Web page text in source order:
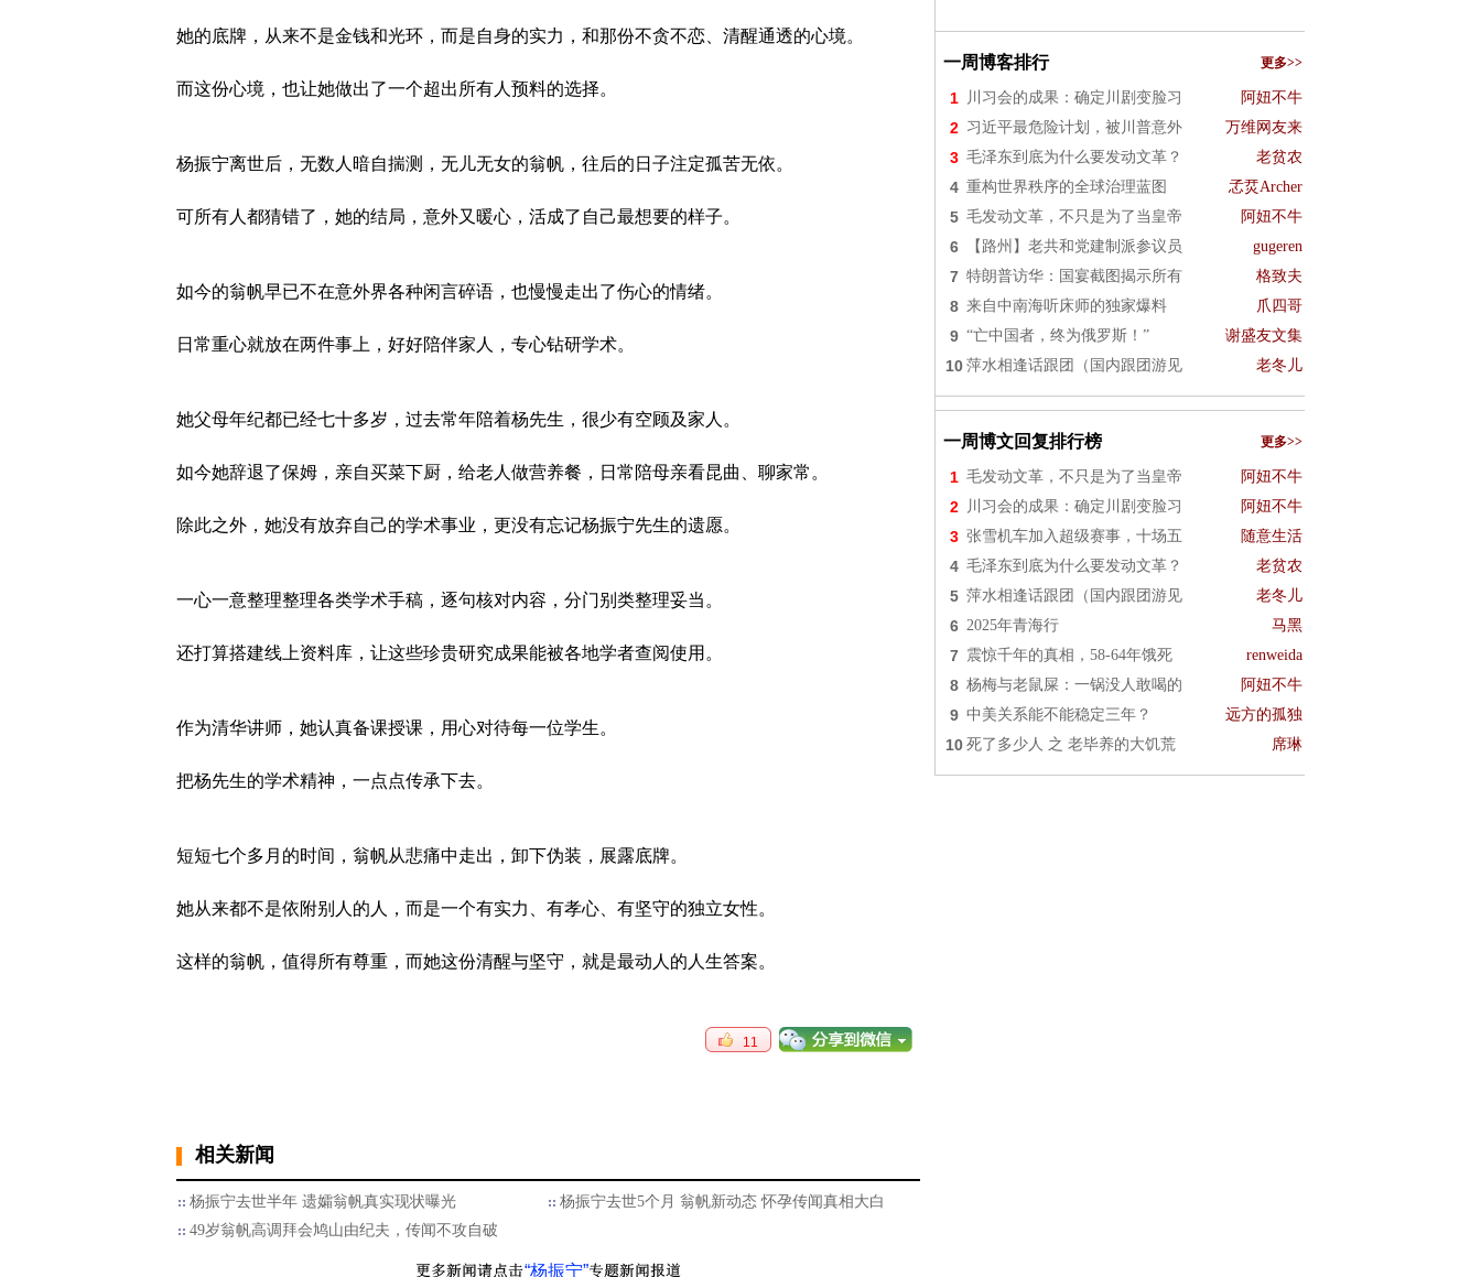
她的底牌，从来不是金钱和光环，而是自身的实力，和那份不贪不恋、清醒通透的心境。
而这份心境，也让她做出了一个超出所有人预料的选择。
杨振宁离世后，无数人暗自揣测，无儿无女的翁帆，往后的日子注定孤苦无依。
可所有人都猜错了，她的结局，意外又暖心，活成了自己最想要的样子。
如今的翁帆早已不在意外界各种闲言碎语，也慢慢走出了伤心的情绪。
日常重心就放在两件事上，好好陪伴家人，专心钻研学术。
她父母年纪都已经七十多岁，过去常年陪着杨先生，很少有空顾及家人。
如今她辞退了保姆，亲自买菜下厨，给老人做营养餐，日常陪母亲看昆曲、聊家常。
除此之外，她没有放弃自己的学术事业，更没有忘记杨振宁先生的遗愿。
一心一意整理整理各类学术手稿，逐句核对内容，分门别类整理妥当。
还打算搭建线上资料库，让这些珍贵研究成果能被各地学者查阅使用。
作为清华讲师，她认真备课授课，用心对待每一位学生。
把杨先生的学术精神，一点点传承下去。
短短七个多月的时间，翁帆从悲痛中走出，卸下伪装，展露底牌。
她从来都不是依附别人的人，而是一个有实力、有孝心、有坚守的独立女性。
这样的翁帆，值得所有尊重，而她这份清醒与坚守，就是最动人的人生答案。
11
相关新闻
杨振宁去世半年 遗孀翁帆真实现状曝光
杨振宁去世5个月 翁帆新动态 怀孕传闻真相大白
49岁翁帆高调拜会鸠山由纪夫，传闻不攻自破
“杨振宁”
一周博客排行 更多>>
1 川习会的成果：确定川剧变脸习 阿妞不牛
2 习近平最危险计划，被川普意外 万维网友来
3 毛泽东到底为什么要发动文革？ 老贫农
4 重构世界秩序的全球治理蓝图 孞烎Archer
5 毛发动文革，不只是为了当皇帝 阿妞不牛
6 【路州】老共和党建制派参议员 gugeren
7 特朗普访华：国宴截图揭示所有 格致夫
8 来自中南海听床师的独家爆料 爪四哥
9 “亡中国者，终为俄罗斯！” 谢盛友文集
10 萍水相逢话跟团（国内跟团游见 老冬儿
一周博文回复排行榜 更多>>
1 毛发动文革，不只是为了当皇帝 阿妞不牛
2 川习会的成果：确定川剧变脸习 阿妞不牛
3 张雪机车加入超级赛事，十场五 随意生活
4 毛泽东到底为什么要发动文革？ 老贫农
5 萍水相逢话跟团（国内跟团游见 老冬儿
6 2025年青海行 马黑
7 震惊千年的真相，58-64年饿死 renweida
8 杨梅与老鼠屎：一锅没人敢喝的 阿妞不牛
9 中美关系能不能稳定三年？ 远方的孤独
10 死了多少人 之 老毕养的大饥荒 席琳